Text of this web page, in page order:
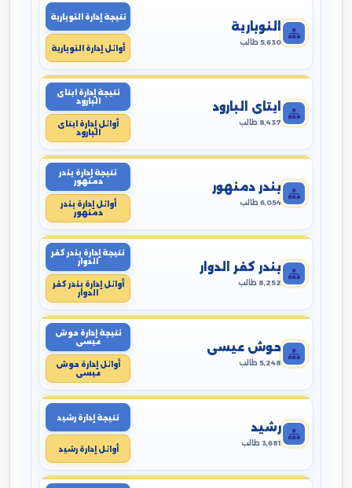
النوبارية
5,630 طالب
نتيجة إدارة النوبارية
أوائل إدارة النوبارية
ايتاى البارود
8,437 طالب
نتيجة إدارة ايتاى
البارود
أوائل إدارة ايتاى
البارود
بندر دمنهور
6,054 طالب
نتيجة إدارة بندر
دمنهور
أوائل إدارة بندر
دمنهور
بندر كفر الدوار
8,252 طالب
نتيجة إدارة بندر كفر
الدوار
أوائل إدارة بندر كفر
الدوار
حوش عيسى
5,248 طالب
نتيجة إدارة حوش
عيسى
أوائل إدارة حوش
عيسى
رشيد
3,681 طالب
نتيجة إدارة رشيد
أوائل إدارة رشيد